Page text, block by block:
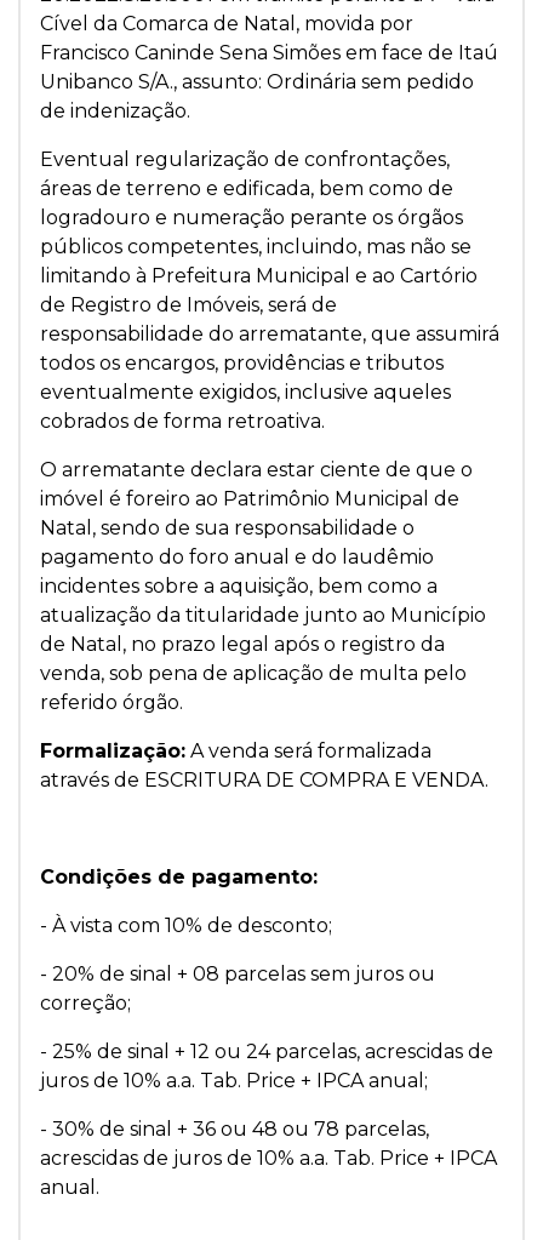
Cível da Comarca de Natal, movida por
Francisco Caninde Sena Simões em face de Itaú
Unibanco S/A., assunto: Ordinária sem pedido
de indenização.
Eventual regularização de confrontações,
áreas de terreno e edificada, bem como de
logradouro e numeração perante os órgãos
públicos competentes, incluindo, mas não se
limitando à Prefeitura Municipal e ao Cartório
de Registro de Imóveis, será de
responsabilidade do arrematante, que assumirá
todos os encargos, providências e tributos
eventualmente exigidos, inclusive aqueles
cobrados de forma retroativa.
O arrematante declara estar ciente de que o
imóvel é foreiro ao Patrimônio Municipal de
Natal, sendo de sua responsabilidade o
pagamento do foro anual e do laudêmio
incidentes sobre a aquisição, bem como a
atualização da titularidade junto ao Município
de Natal, no prazo legal após o registro da
venda, sob pena de aplicação de multa pelo
referido órgão.
Formalização: A venda será formalizada
através de ESCRITURA DE COMPRA E VENDA.
Condições de pagamento:
- À vista com 10% de desconto;
- 20% de sinal + 08 parcelas sem juros ou
correção;
- 25% de sinal + 12 ou 24 parcelas, acrescidas de
juros de 10% a.a. Tab. Price + IPCA anual;
- 30% de sinal + 36 ou 48 ou 78 parcelas,
acrescidas de juros de 10% a.a. Tab. Price + IPCA
anual.